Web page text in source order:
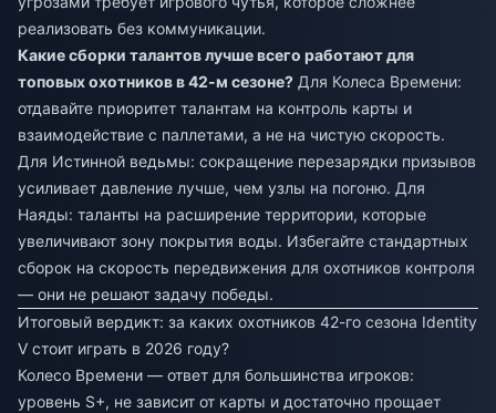
реализовать без коммуникации.
Какие сборки талантов лучше всего работают для
топовых охотников в 42-м сезоне? Для Колеса Времени:
отдавайте приоритет талантам на контроль карты и
взаимодействие с паллетами, а не на чистую скорость.
Для Истинной ведьмы: сокращение перезарядки призывов
усиливает давление лучше, чем узлы на погоню. Для
Наяды: таланты на расширение территории, которые
увеличивают зону покрытия воды. Избегайте стандартных
сборок на скорость передвижения для охотников контроля
— они не решают задачу победы.
Итоговый вердикт: за каких охотников 42-го сезона Identity
V стоит играть в 2026 году?
Колесо Времени — ответ для большинства игроков:
уровень S+, не зависит от карты и достаточно прощает